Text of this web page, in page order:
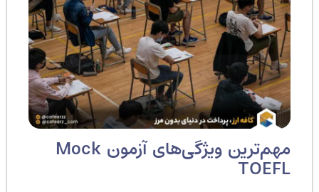
مهم‌ترین ویژگی‌های آزمون Mock
TOEFL